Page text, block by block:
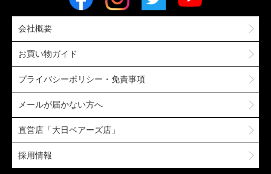
会社概要
お買い物ガイド
プライバシーポリシー・免責事項
メールが届かない方へ
直営店「大日ベアーズ店」
採用情報